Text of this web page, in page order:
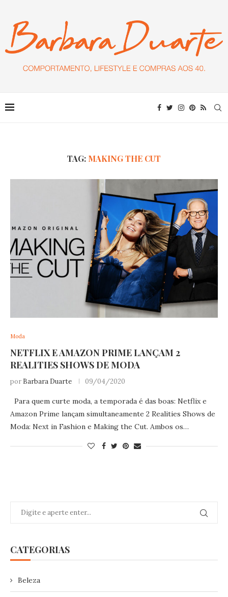
TAG: MAKING THE CUT
Moda
NETFLIX E AMAZON PRIME LANÇAM 2
REALITIES SHOWS DE MODA
por Barbara Duarte 09/04/2020
Para quem curte moda, a temporada é das boas: Netflix e
Amazon Prime lançam simultaneamente 2 Realities Shows de
Moda: Next in Fashion e Making the Cut. Ambos os…
CATEGORIAS
Beleza